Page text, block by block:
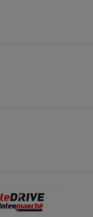
Cafetière à expressos